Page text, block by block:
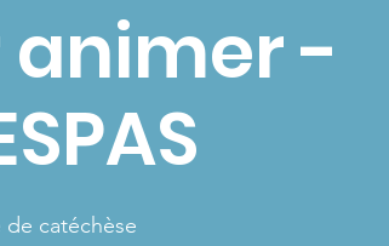
animer -
catéchèse